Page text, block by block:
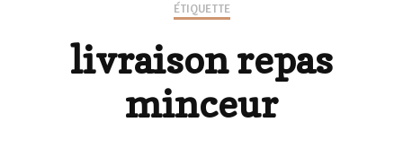
ÉTIQUETTE
livraison repas
minceur